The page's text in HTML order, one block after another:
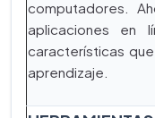
computadores.
aplicaciones en
características
aprendizaje.